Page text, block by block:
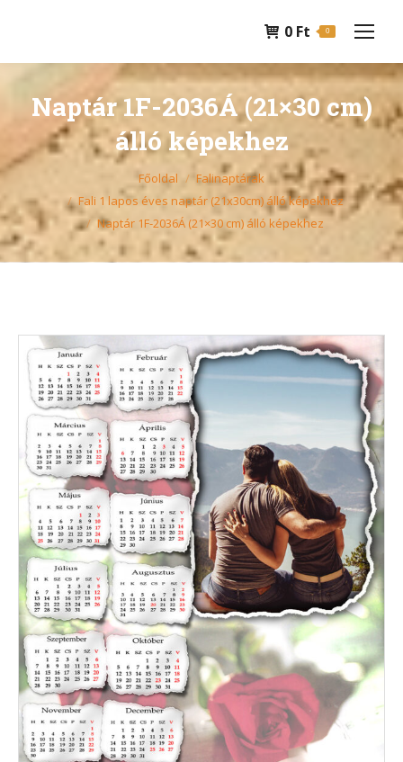
0 Ft 0
Naptár 1F-2036Á (21×30 cm)
álló képekhez
You are here: Főoldal
Falinaptárak
Fali 1 lapos éves naptár (21x30cm) álló képekhez
Naptár 1F-2036Á (21×30 cm) álló képekhez